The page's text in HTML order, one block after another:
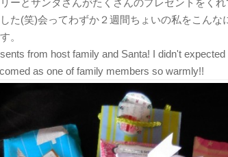
ーとサンタさんがたくさんのプレゼントをく
た(笑)会ってわずか２週間ちょいの私をこんな
。
from host family and Santa! I didn't
as one of family members so warmly!!